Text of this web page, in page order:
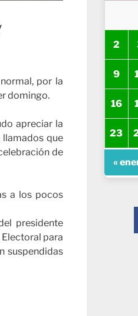
por la
domingo.
apreciar la
que
de
a los pocos
presidente
para
suspendidas
2
9
16
23
«